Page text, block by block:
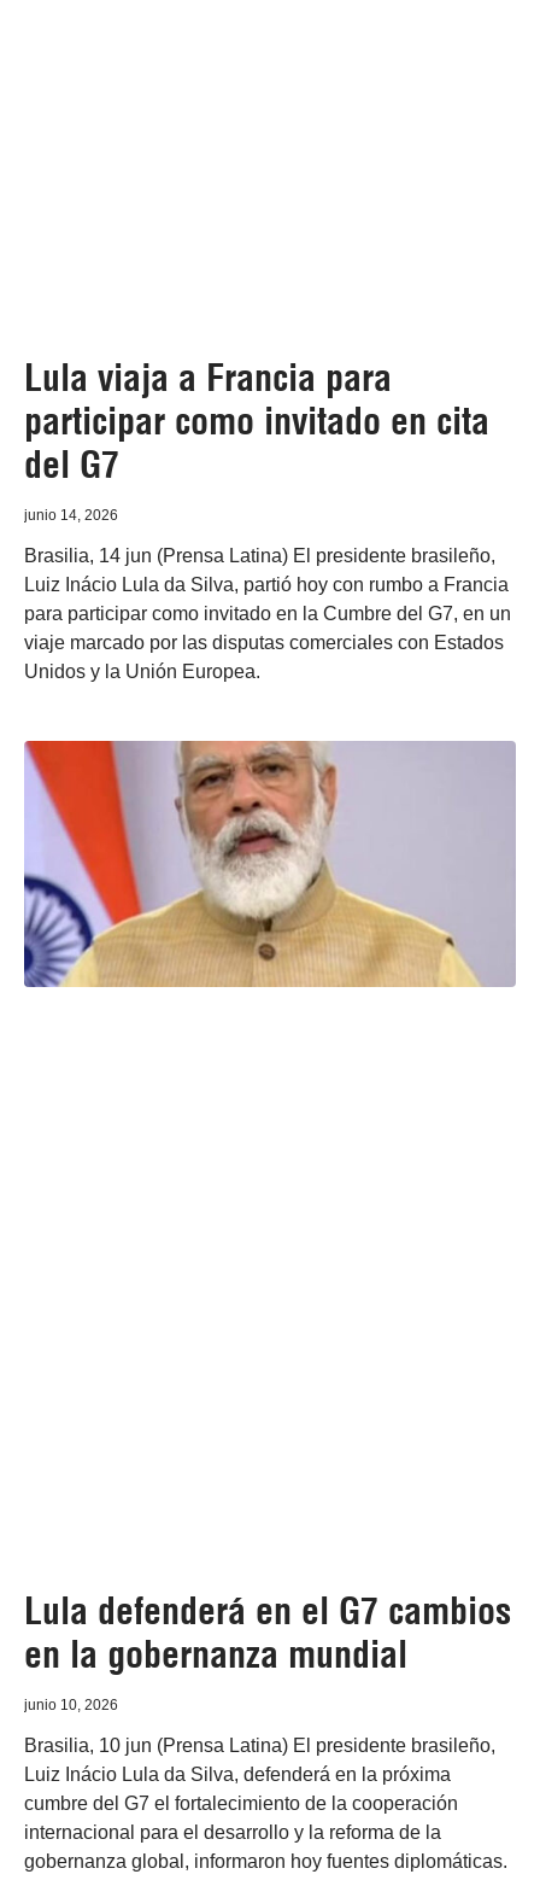
Lula viaja a Francia para
participar como invitado en cita
del G7
junio 14, 2026
Brasilia, 14 jun (Prensa Latina) El presidente brasileño,
Luiz Inácio Lula da Silva, partió hoy con rumbo a Francia
para participar como invitado en la Cumbre del G7, en un
viaje marcado por las disputas comerciales con Estados
Unidos y la Unión Europea.
Lula defenderá en el G7 cambios
en la gobernanza mundial
junio 10, 2026
Brasilia, 10 jun (Prensa Latina) El presidente brasileño,
Luiz Inácio Lula da Silva, defenderá en la próxima
cumbre del G7 el fortalecimiento de la cooperación
internacional para el desarrollo y la reforma de la
gobernanza global, informaron hoy fuentes diplomáticas.